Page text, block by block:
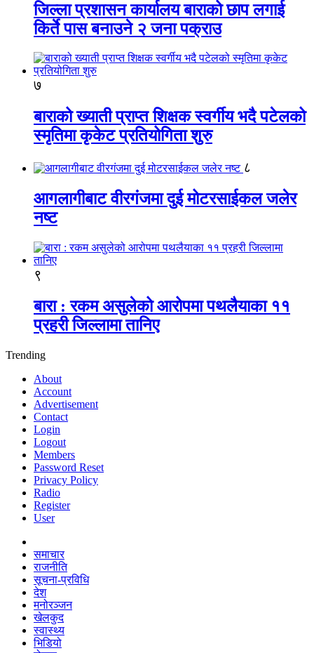
जिल्ला प्रशासन कार्यालय बाराको छाप लगाई
किर्ते पास बनाउने २ जना पक्राउ
७
बाराको ख्याती प्राप्त शिक्षक स्वर्गीय भदै पटेलको
स्मृतिमा कृकेट प्रतियोगिता शुरु
८
आगलागीबाट वीरगंजमा दुई मोटरसाईकल जलेर
नष्ट
९
बारा : रकम असुलेको आरोपमा पथलैयाका ११
प्रहरी जिल्लामा तानिए
Trending
About
Account
Advertisement
Contact
Login
Logout
Members
Password Reset
Privacy Policy
Radio
Register
User
समाचार
राजनीति
सूचना-प्रविधि
देश
मनोरञ्जन
खेलकुद
स्वास्थ्य
भिडियो